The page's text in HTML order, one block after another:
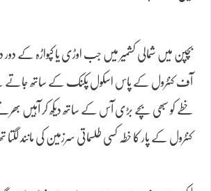
بچپن میں شمالی کشمیر میں جب اوڑی یا کپواڑہ کے دور
آف کنٹرول کے پاس اسکول پکنک کے ساتھ جاتے
خطے کو سبھی بچے بڑی آس کے ساتھ دیکھ کر آہیں
کنٹرول کے پار کا خطہ کسی طلسماتی سرزمین کی مانند لگتا